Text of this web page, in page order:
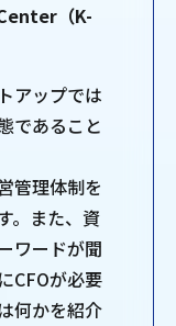
（K-
アップでは
であること
管理体制を
。また、資
ワードが聞
CFOが必要
何かを紹介